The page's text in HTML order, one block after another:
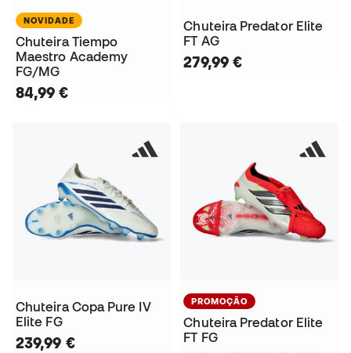
NOVIDADE
Chuteira Tiempo
Maestro Academy
FG/MG
84,99 €
Chuteira Predator Elite
FT AG
279,99 €
Chuteira Copa Pure IV
Elite FG
239,99 €
PROMOÇÃO
Chuteira Predator Elite
FT FG